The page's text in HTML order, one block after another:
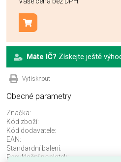
Přidat do košíku
Máte IČ? Získejte ještě
Vytisknout
Obecné parametry
Značka:
Kód zboží:
Kód dodavatele:
EAN:
Standardní balení:
Recyklační poplatek: